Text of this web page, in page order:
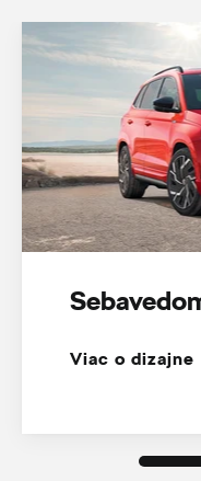
Viac o dizajne